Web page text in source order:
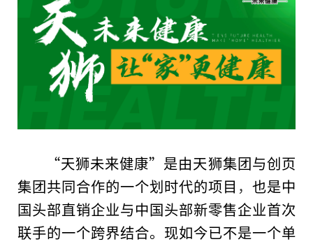
“天狮未来健康”是由天狮集团与创页
集团共同合作的一个划时代的项目 ， 也是中
国头部直销企业与中国头部新零售企业首次
联手的一个跨界结合。现如今已不是一个单